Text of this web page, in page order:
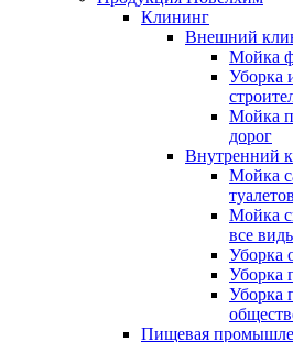
Клининг
Внешний
Мойка
Уборка
Мойка
дорог
Внутренний
Мойка
туалетов
Мойка
все
Уборка
Уборка
Уборка
Пищевая